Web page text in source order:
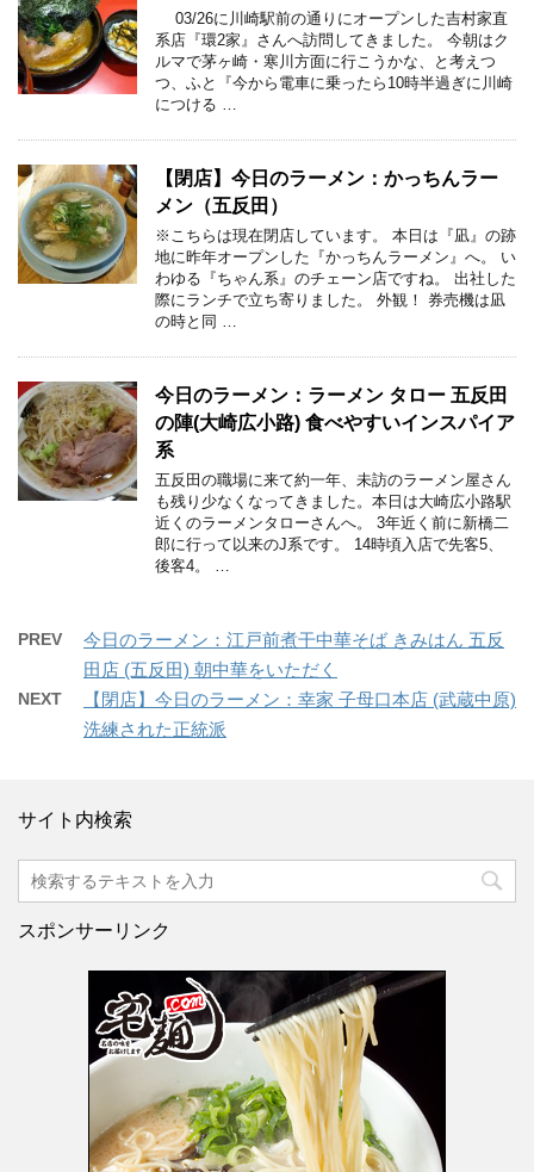
03/26に川崎駅前の通りにオープンした吉村家直
系店『環2家』さんへ訪問してきました。 今朝はク
ルマで茅ヶ崎・寒川方面に行こうかな、と考えつ
つ、ふと『今から電車に乗ったら10時半過ぎに川崎
につける …
【閉店】今日のラーメン：かっちんラー
メン（五反田）
※こちらは現在閉店しています。 本日は『凪』の跡
地に昨年オープンした『かっちんラーメン』へ。 い
わゆる『ちゃん系』のチェーン店ですね。 出社した
際にランチで立ち寄りました。 外観！ 券売機は凪
の時と同 …
今日のラーメン：ラーメン タロー 五反田
の陣(大崎広小路) 食べやすいインスパイア
系
五反田の職場に来て約一年、未訪のラーメン屋さん
も残り少なくなってきました。本日は大崎広小路駅
近くのラーメンタローさんへ。 3年近く前に新橋二
郎に行って以来のJ系です。 14時頃入店で先客5、
後客4。 …
PREV
今日のラーメン：江戸前煮干中華そば きみはん 五反
田店 (五反田) 朝中華をいただく
NEXT
【閉店】今日のラーメン：幸家 子母口本店 (武蔵中原)
洗練された正統派
サイト内検索
スポンサーリンク